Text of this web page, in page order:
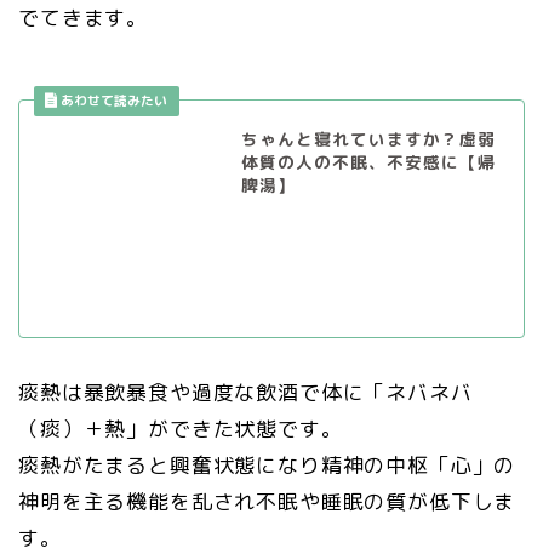
でてきます。
ちゃんと寝れていますか？虚弱
体質の人の不眠、不安感に【帰
脾湯】
痰熱は暴飲暴食や過度な飲酒で体に「ネバネバ
（痰）＋熱」ができた状態です。
痰熱がたまると興奮状態になり精神の中枢「心」の
神明を主る機能を乱され不眠や睡眠の質が低下しま
す。